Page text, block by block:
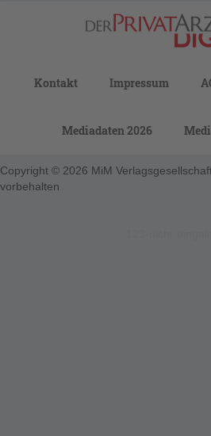
Kontakt Impressum
Mediadaten 2026
Copyright © 2026 MiM
vorbehalten